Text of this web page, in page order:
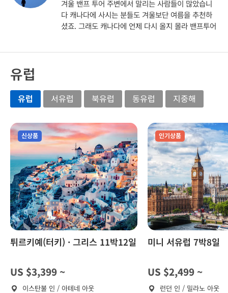
“인간은 여행을 통해 한 단계 성장한다“ 4일동안 안
전하게 운전해주신 기사님, 해설과 여담으로 즐거운
여행을 만들어주신 캐서린 가이드님 감사합니다 ^^
겨울 밴프 투어 주변에서 말리는 사람들이 많았습니
다 캐나다에 사시는 분들도 겨울보단 여름을 추천하
셨죠. 그래도 캐나다에 언제 다시 올지 몰라 밴프투어
가며 너무 재밌게 배경지식 알려주신 가이드님 너무
감사드립니다~~ 편안히 오갈 수있게 운전해주시고
유럽
유럽 서유럽 북유럽 동유럽 지중해
신상품
튀르키예(터키) · 그리스 11박12일
US $3,399 ~
이스탄불 인 / 아테네 아웃
인기상품
미니 서유럽 7박8일
US $2,499 ~
런던 인 / 밀라노 아웃